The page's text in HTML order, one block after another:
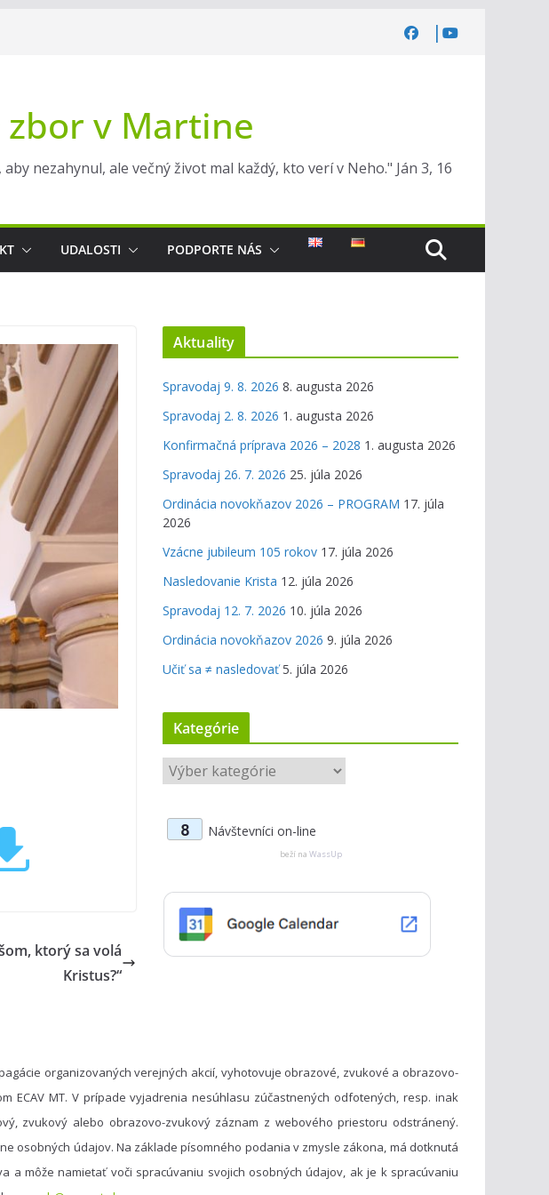
zbor v Martine
nezahynul, ale večný život mal každý, kto verí v Neho." Ján 3, 16
UDALOSTI PODPORTE NÁS
ktorý sa volá
Kristus?“
Aktuality
Spravodaj 9. 8. 2026 8. augusta 2026
Spravodaj 2. 8. 2026 1. augusta 2026
Konfirmačná príprava 2026 – 2028 1. augusta 2026
Spravodaj 26. 7. 2026 25. júla 2026
Ordinácia novokňazov 2026 – PROGRAM 17. júla
2026
Vzácne jubileum 105 rokov 17. júla 2026
Nasledovanie Krista 12. júla 2026
Spravodaj 12. 7. 2026 10. júla 2026
Ordinácia novokňazov 2026 9. júla 2026
Učiť sa ≠ nasledovať 5. júla 2026
Kategórie
K
a
e
r
e
8 Návštevníci on-line
beží na WassUp
organizovaných verejných akcií, vyhotovuje obrazové, zvukové a obrazovo-
MT. V prípade vyjadrenia nesúhlasu zúčastnených odfotených, resp. inak
zvukový alebo obrazovo-zvukový záznam z webového priestoru odstránený.
osobných údajov. Na základe písomného podania v zmysle zákona, má dotknutá
môže namietať voči spracúvaniu svojich osobných údajov, ak je k spracúvaniu